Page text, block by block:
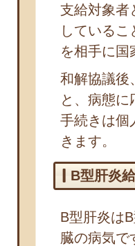
支給対象者
している
を相手に国
和解協議後
と、病態
手続きは個
きます。
B型肝炎
B型肝炎は
臓の病気で